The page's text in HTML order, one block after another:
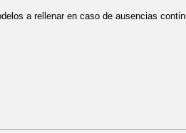
a rellenar en caso de ausencias